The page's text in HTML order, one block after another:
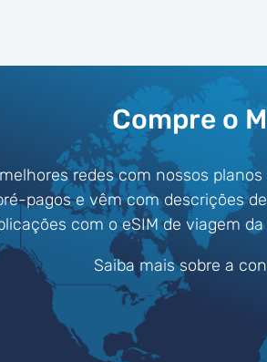
Compre o
redes com nossos
pagos e vêm com descrições
com o eSIM de viagem
Saiba mais sobre a